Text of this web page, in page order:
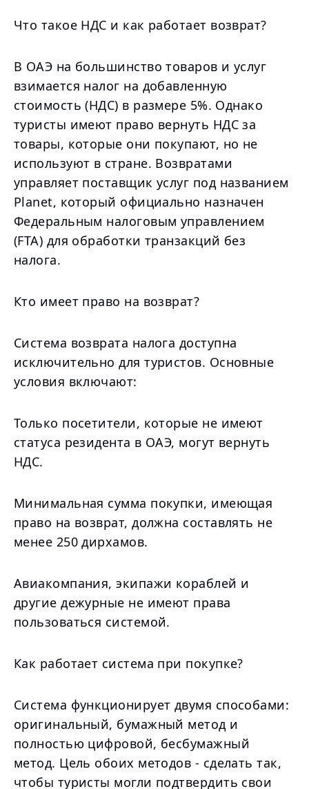
Что такое НДС и как работает возврат?
В ОАЭ на большинство товаров и услуг
взимается налог на добавленную
стоимость (НДС) в размере 5%. Однако
туристы имеют право вернуть НДС за
товары, которые они покупают, но не
используют в стране. Возвратами
управляет поставщик услуг под названием
Planet, который официально назначен
Федеральным налоговым управлением
(FTA) для обработки транзакций без
налога.
Кто имеет право на возврат?
Система возврата налога доступна
исключительно для туристов. Основные
условия включают:
Только посетители, которые не имеют
статуса резидента в ОАЭ, могут вернуть
НДС.
Минимальная сумма покупки, имеющая
право на возврат, должна составлять не
менее 250 дирхамов.
Авиакомпания, экипажи кораблей и
другие дежурные не имеют права
пользоваться системой.
Как работает система при покупке?
Система функционирует двумя способами:
оригинальный, бумажный метод и
полностью цифровой, бесбумажный
метод. Цель обоих методов - сделать так,
чтобы туристы могли подтвердить свои